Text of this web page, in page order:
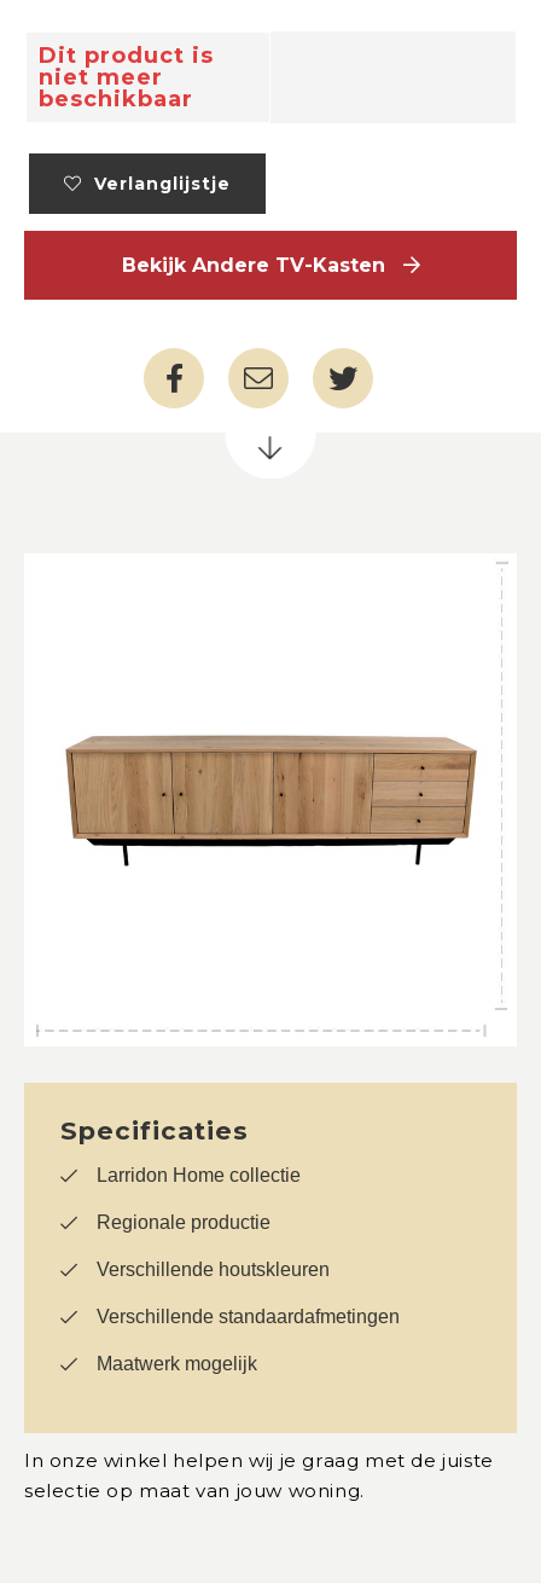
Dit product is
niet meer
beschikbaar
Verlanglijstje
Bekijk Andere TV-Kasten
Specificaties
Larridon Home collectie
Regionale productie
Verschillende houtskleuren
Verschillende standaardafmetingen
Maatwerk mogelijk
In onze winkel helpen wij je graag met de juiste
selectie op maat van jouw woning.